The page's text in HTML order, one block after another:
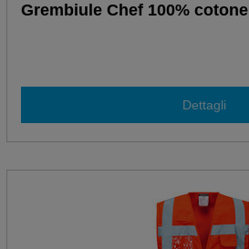
Grembiule Chef 100% cotone
Dettagli